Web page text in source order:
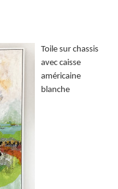
Toile sur chassis
avec caisse
américaine
blanche